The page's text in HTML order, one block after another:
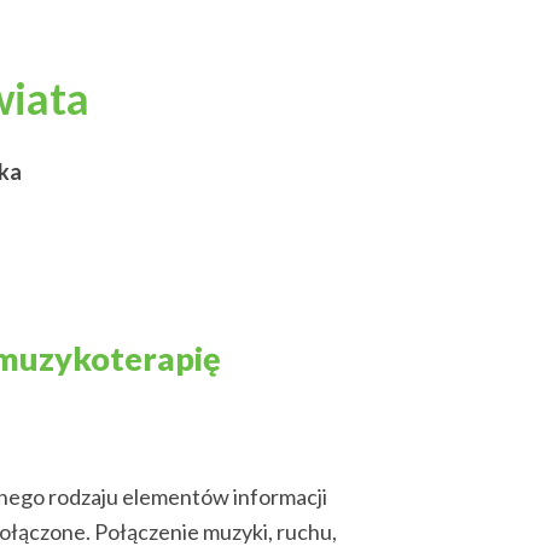
rodzaju elementów informacji
Połączenie muzyki, ruchu,